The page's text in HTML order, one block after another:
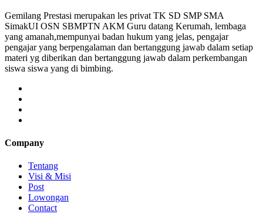
Gemilang Prestasi merupakan les privat TK SD SMP SMA
SimakUI OSN SBMPTN AKM Guru datang Kerumah, lembaga
yang amanah,mempunyai badan hukum yang jelas, pengajar
pengajar yang berpengalaman dan bertanggung jawab dalam setiap
materi yg diberikan dan bertanggung jawab dalam perkembangan
siswa siswa yang di bimbing.
Company
Tentang
Visi & Misi
Post
Lowongan
Contact